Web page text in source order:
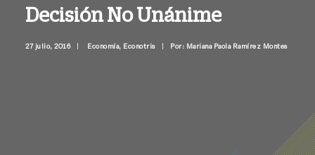
Otros
Decisión No Unánime
27 julio, 2016 Economía, Econotris Por: Mariana Paola Ramírez Montes